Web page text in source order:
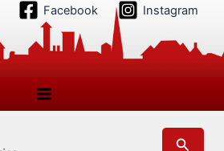
Facebook Instagram
Suchen